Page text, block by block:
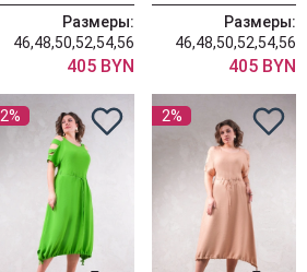
Размеры:
46,48,50,52,54,56
405 BYN
Размеры:
46,48,50,52,54,56
405 BYN
2% 2%